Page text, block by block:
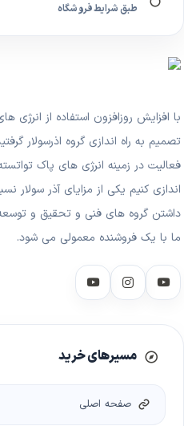
طبق شرایط فروشگاه
تصمیم به راه اندازی گروه اذرسولار
فعالیت در زمینه انرژی های پاک
اندازی کنیم یکی از مزایای آذر سولار
داشتن گروه های فنی و تحقیق و
ما با یک فروشنده معمولی می شود.
مسیرهای خرید
صفحه اصلی